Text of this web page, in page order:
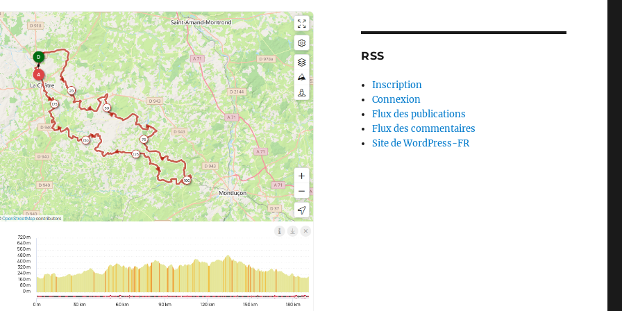
RSS
Inscription
Connexion
Flux des publications
Flux des commentaires
Site de WordPress-FR